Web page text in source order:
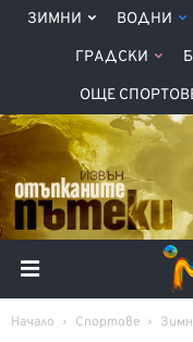
ЗИМНИ ВОДНИ
ГРАДСКИ
ОЩЕ
Начало Спортове